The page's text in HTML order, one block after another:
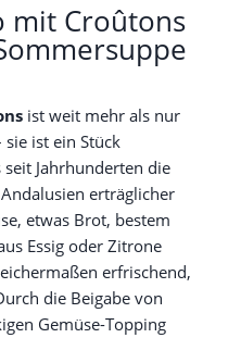
mit Croûtons
ist weit mehr als nur
ist ein Stück
Jahrhunderten die
erträglicher
etwas Brot, bestem
Essig oder Zitrone
erfrischend,
die Beigabe von
Gemüse-Topping